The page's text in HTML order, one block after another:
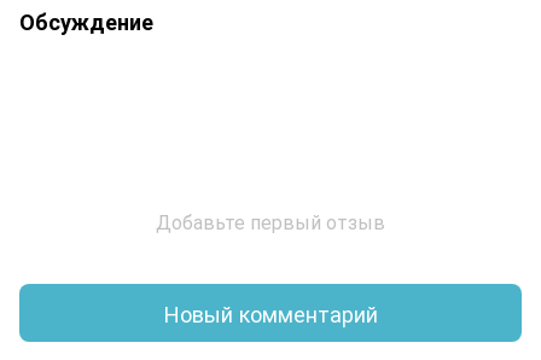
Обсуждение
Добавьте первый отзыв
Новый комментарий